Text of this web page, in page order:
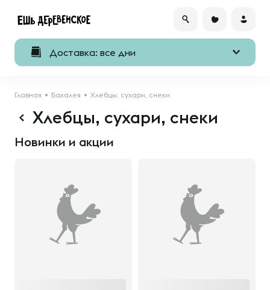
Доставка: все дни
Главная Бакалея Хлебцы, сухари, снеки
Хлебцы, сухари, снеки
Новинки и акции